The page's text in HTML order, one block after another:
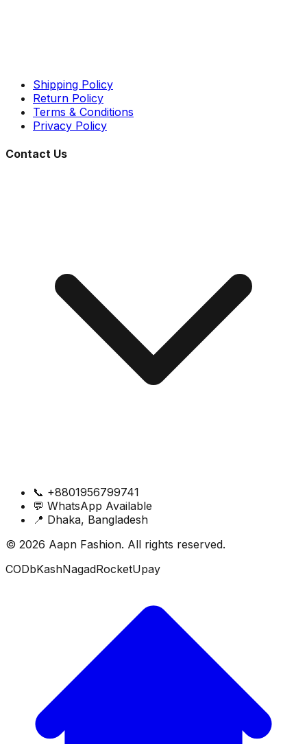
Shipping Policy
Return Policy
Terms & Conditions
Privacy Policy
Contact Us
📞 +8801956799741
💬 WhatsApp Available
📍 Dhaka, Bangladesh
© 2026 Aapn Fashion. All rights reserved.
CODbKashNagadRocketUpay